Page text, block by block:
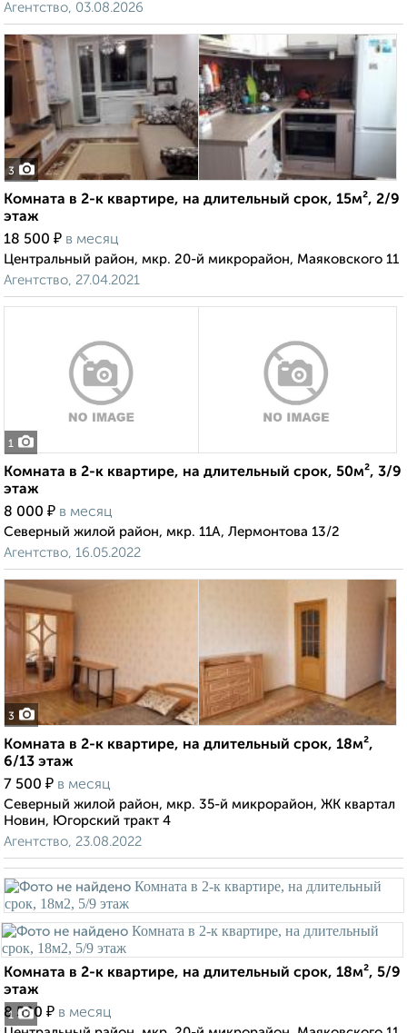
Агентство, 03.08.2026
3
Комната в 2-к квартире, на длительный срок, 15м², 2/9
этаж
18 500 ₽ в месяц
Центральный район, мкр. 20-й микрорайон, Маяковского 11
Агентство, 27.04.2021
1
Комната в 2-к квартире, на длительный срок, 50м², 3/9
этаж
8 000 ₽ в месяц
Северный жилой район, мкр. 11А, Лермонтова 13/2
Агентство, 16.05.2022
3
Комната в 2-к квартире, на длительный срок, 18м²,
6/13 этаж
7 500 ₽ в месяц
Северный жилой район, мкр. 35-й микрорайон, ЖК квартал
Новин, Югорский тракт 4
Агентство, 23.08.2022
1
Комната в 2-к квартире, на длительный срок, 18м², 5/9
этаж
8 500 ₽ в месяц